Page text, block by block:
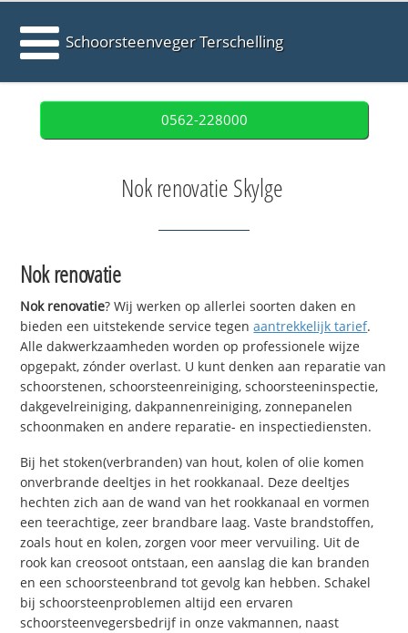
Schoorsteenveger Terschelling
0562-228000
Nok renovatie Skylge
Nok renovatie
Nok renovatie? Wij werken op allerlei soorten daken en
bieden een uitstekende service tegenaantrekkelijk tarief.
Alle dakwerkzaamheden worden op professionele wijze
opgepakt, zónder overlast. U kunt denken aan reparatie van
schoorstenen, schoorsteenreiniging, schoorsteeninspectie,
dakgevelreiniging, dakpannenreiniging, zonnepanelen
schoonmaken en andere reparatie- en inspectiediensten.
Bij het stoken(verbranden) van hout, kolen of olie komen
onverbrande deeltjes in het rookkanaal. Deze deeltjes
hechten zich aan de wand van het rookkanaal en vormen
een teerachtige, zeer brandbare laag. Vaste brandstoffen,
zoals hout en kolen, zorgen voor meer vervuiling. Uit de
rook kan creosoot ontstaan, een aanslag die kan branden
en een schoorsteenbrand tot gevolg kan hebben. Schakel
bij schoorsteenproblemen altijd een ervaren
schoorsteenvegersbedrijf in onze vakmannen, naast